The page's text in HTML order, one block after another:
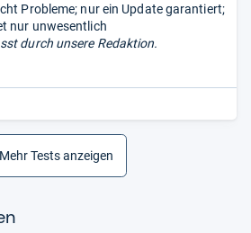
Probleme; nur ein Update garantiert;
nur unwesentlich
durch unsere Redaktion.
Mehr Tests anzeigen